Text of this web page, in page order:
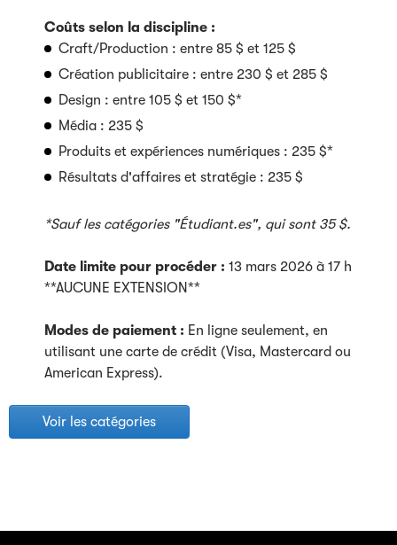
Coûts selon la discipline :
Craft/Production : entre 85 $ et 125 $
Création publicitaire : entre 230 $ et 285 $
Design : entre 105 $ et 150 $*
Média : 235 $
Produits et expériences numériques : 235 $*
Résultats d'affaires et stratégie : 235 $
*Sauf les catégories "Étudiant.es", qui sont 35 $.
Date limite pour procéder : 13 mars 2026 à 17 h
**AUCUNE EXTENSION**
Modes de paiement : En ligne seulement, en
utilisant une carte de crédit (Visa, Mastercard ou
American Express).
Voir les catégories